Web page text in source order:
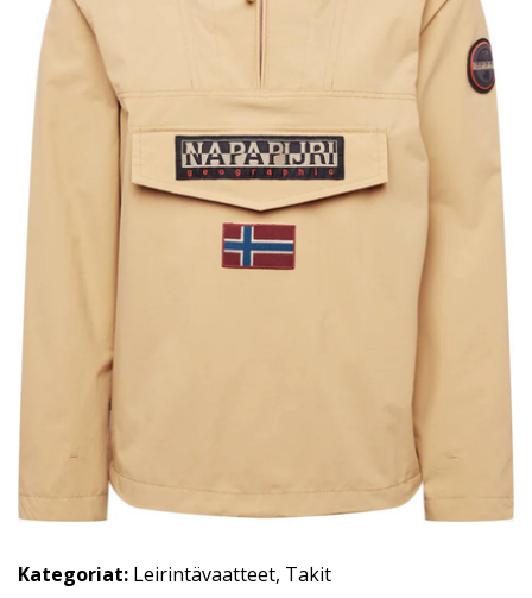
Kategoriat: Leirintävaatteet, Takit